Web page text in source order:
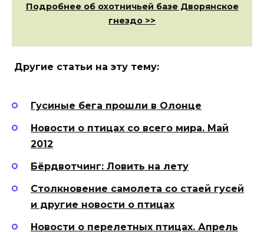
Подробнее об охотничьей базе Дворянское
гнездо >>
Другие статьи на эту тему:
Гусиные бега прошли в Олонце
Новости о птицах со всего мира. Май
2012
Бёрдвотчинг: Ловить на лету
Столкновение самолета со стаей гусей
и другие новости о птицах
Новости о перелетных птицах. Апрель